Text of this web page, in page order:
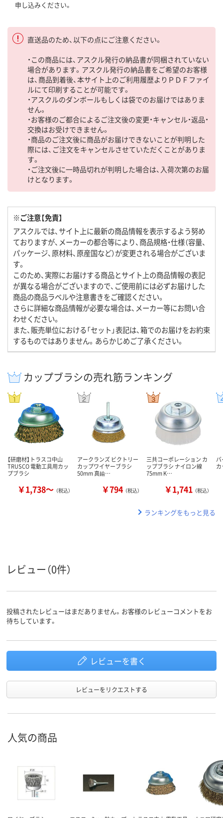
申し込みください。
直送品のため、以下の点にご注意ください。
・この商品には、アスクル発行の納品書が同梱されていない
場合があります。アスクル発行の納品書をご希望のお客様
は、商品到着後、本サイト上のご利用履歴よりＰＤＦファイ
ルにて印刷することが可能です。
・アスクルのダンボールもしくは袋でのお届けではありま
せん。
・お客様のご都合によるご注文後の変更・キャンセル・返品・
交換はお受けできません。
・商品のご注文後に商品がお届けできないことが判明した
際には、ご注文をキャンセルさせていただくことがありま
す。
・ご注文後に一時品切れが判明した場合は、入荷次第のお届
けとなります。
※ご注意【免責】
アスクルでは、サイト上に最新の商品情報を表示するよう努め
ておりますが、メーカーの都合等により、商品規格・仕様（容量、
パッケージ、原材料、原産国など）が変更される場合がございま
す。
このため、実際にお届けする商品とサイト上の商品情報の表記
が異なる場合がございますので、ご使用前には必ずお届けした
商品の商品ラベルや注意書きをご確認ください。
さらに詳細な商品情報が必要な場合は、メーカー等にお問い合
わせください。
また、販売単位における「セット」表記は、箱でのお届けをお約束
するものではありません。あらかじめご了承ください。
カップブラシの売れ筋ランキング
【研磨材】トラスコ中山
TRUSCO 電動工具用カッ
プブラシ
￥1,738～ （税込）
アークランズ ビクトリー
カップワイヤーブラシ
50mm 真鍮…
￥794 （税込）
三共コーポレーション カ
ップブラシ ナイロン線
75mm K…
￥1,741 （税込）
ランキングをもっと見る
レビュー（0件）
投稿されたレビューはまだありません。お客様のレビューコメントをお
待ちしています。
レビューを書く
レビューをリクエストする
人気の商品